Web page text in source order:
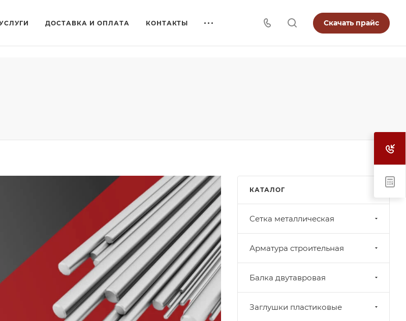
ДОСТАВКА И ОПЛАТА КОНТАКТЫ Скачать прайс
КАТАЛОГ
Cетка металлическая
Арматура строительная
Балка двутавровая
Заглушки пластиковые